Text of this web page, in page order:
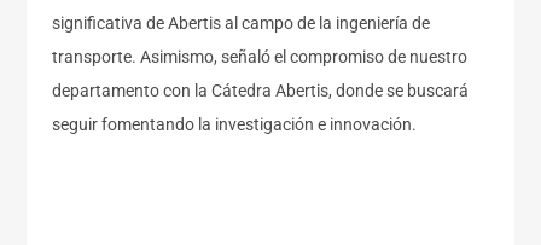
significativa de Abertis al campo de la ingeniería de
transporte. Asimismo, señaló el compromiso de nuestro
departamento con la Cátedra Abertis, donde se buscará
seguir fomentando la investigación e innovación.